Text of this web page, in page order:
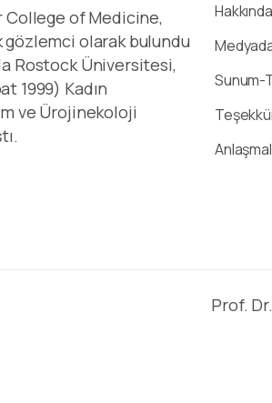
College of Medicine,
gözlemci olarak bulundu
Rostock Üniversitesi,
1999) Kadın
ve Ürojinekoloji
Hakkında
Sunum-
Prof.